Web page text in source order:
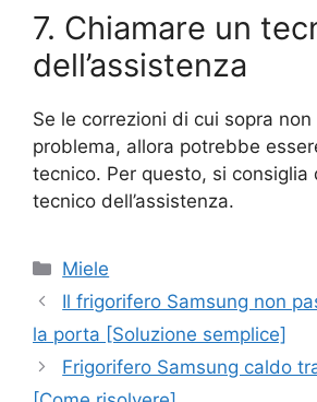
7. Chiamare un
dell’assistenza
Se le correzioni di cui sopra non
problema, allora potrebbe
tecnico. Per questo, si consiglia
tecnico dell’assistenza.
Categorie
Miele
Navigazione
articolo
Il frigorifero Samsung non
la porta [Soluzione semplice]
Frigorifero Samsung caldo